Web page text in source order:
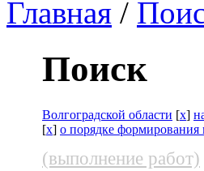
Главная /
Поиск
Волгоградской области [x]
[x] о порядке формирования
(выполнение работ)